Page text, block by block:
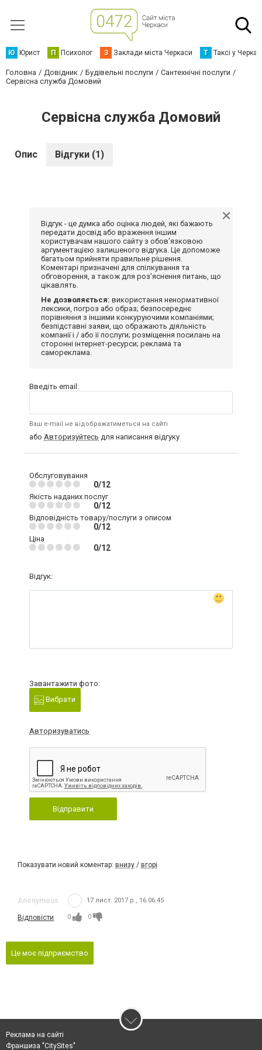
Ю Юрист П Психолог З Заклади міста Черкаси Т Таксі у
Головна Довідник Будівельні послуги
Сантехнічні послуги
Сервісна служба Домовий
Сервісна служба Домовий
Опис Відгуки (1)
Відгук - це думка або оцінка людей, які бажають
передати досвід або враження іншим
користувачам нашого сайту з обов'язковою
аргументацією залишеного відгука. Це допоможе
багатьом прийняти правильне рішення.
Коментарі призначені для спілкування та
обговорення, а також для роз'яснення питань, що
цікавлять.
Не дозволяється: використання ненормативної
лексики, погроз або образ; безпосереднє
порівняння з іншими конкуруючими компаніями;
безпідставні заяви, що ображають діяльність
компанії і / або її послуги; розміщення посилань на
сторонні інтернет-ресурси; реклама та
самореклама.
Введіть email:
Ваш e-mail не відображатиметься на сайті
або Авторизуйтесь для написання відгуку
Обслуговування
0/12
Якість наданих послуг
0/12
Відповідність товару/послуги з описом
0/12
Ціна
0/12
Відгук:
Завантажити фото:
Вибрати
Авторизуватись
Відправити
Показувати новий коментар: внизу / вгорі
Anonymous 17 лист. 2017 р., 16:06:45
Відповісти 0 0
Це моє підприємство
Реклама на сайті
Франшиза "CitySites"